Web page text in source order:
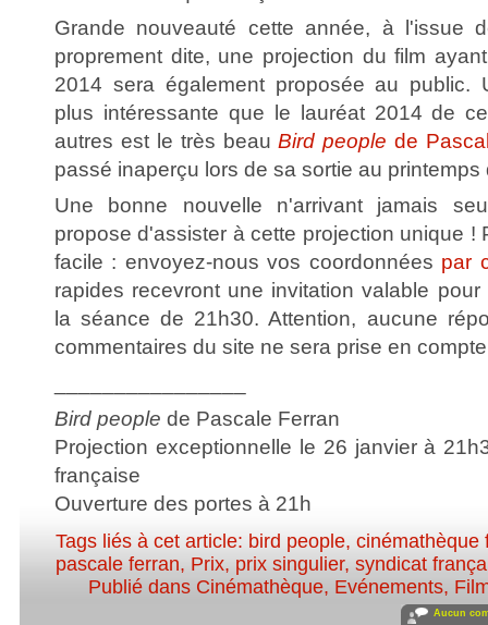
Grande nouveauté cette année, à l'issue
proprement dite, une projection du film
2014 sera également proposée au public.
plus intéressante que le lauréat 2014 de
autres est le très beauBird people de
passé inaperçu lors de sa sortie au printemps
Une bonne nouvelle n'arrivant jamais
propose d'assister à cette projection unique !
facile : envoyez-nous vos coordonnées par
rapides recevront une invitation valable
la séance de 21h30. Attention, aucune
commentaires du site ne sera prise en
Bird people de Pascale Ferran
Projection exceptionnelle le 26 janvier à
française
Ouverture des portes à 21h
Tags liés à cet article: bird people, cinémathèque
pascale ferran, Prix, prix singulier, syndicat
Publié dans Cinémathèque, Evénements,
Aucun